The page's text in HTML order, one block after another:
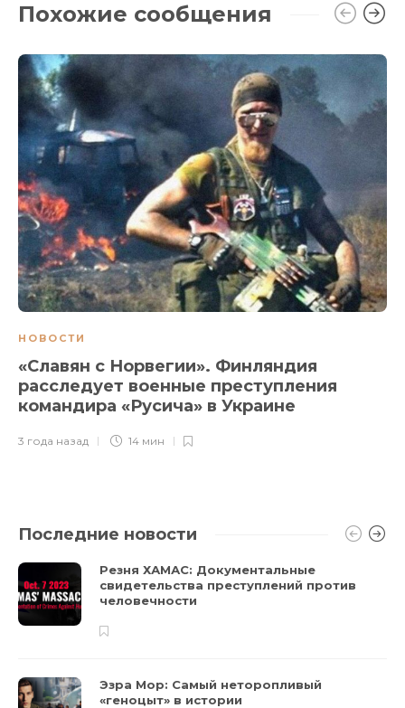
Похожие сообщения
НОВОСТИ
«Славян с Норвегии». Финляндия
расследует военные преступления
командира «Русича» в Украине
3 года назад 14 мин
Последние новости
Резня ХАМАС: Документальные
свидетельства преступлений против
человечности
Эзра Мор: Самый неторопливый
«геноцыт» в истории